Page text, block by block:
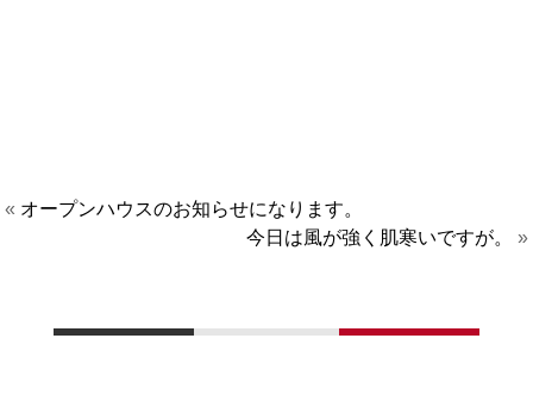
« オープンハウスのお知らせになります。
今日は風が強く肌寒いですが。
»